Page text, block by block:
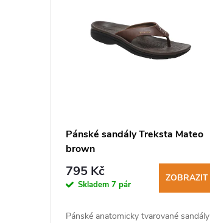
Pánské sandály Treksta Mateo
brown
795 Kč
Skladem 7 pár
ZOBRAZIT
Pánské anatomicky tvarované sandály